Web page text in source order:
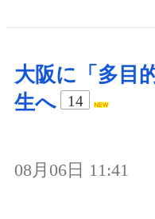
大阪に「多目
生へ
14
08月06日 11:41